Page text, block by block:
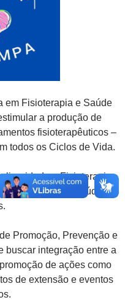
em Fisioterapia e Saúde
a produção de
fisioterapêuticos –
todos os Ciclos de Vida.
– Fisioterapia,
Ciências da Saúde e
Promoção, Prevenção e
buscar integração entre a
de ações como
de extensão e eventos